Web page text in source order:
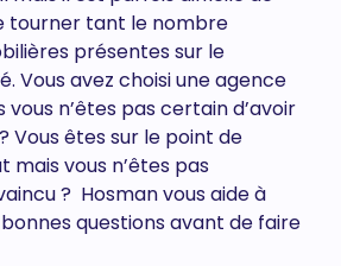
tourner tant le nombre
présentes sur le
Vous avez choisi une agence
n’êtes pas certain d’avoir
Vous êtes sur le point de
mais vous n’êtes pas
? Hosman vous aide à
questions avant de faire